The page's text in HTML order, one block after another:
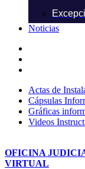
Noticias
Actas de
Cápsulas
Gráficas
Videos
OFICINA
VIRTUAL